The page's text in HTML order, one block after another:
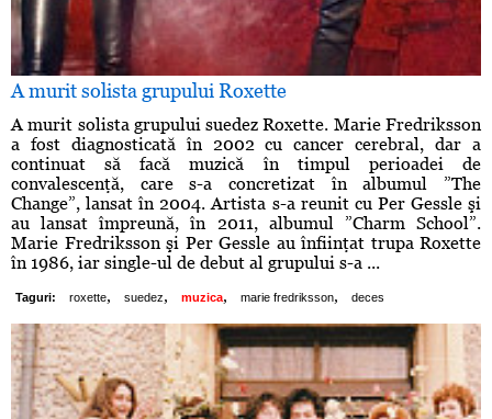
A murit solista grupului Roxette
A murit solista grupului suedez Roxette. Marie Fredriksson
a fost diagnosticată în 2002 cu cancer cerebral, dar a
continuat să facă muzică în timpul perioadei de
convalescenţă, care s-a concretizat în albumul ”The
Change”, lansat în 2004. Artista s-a reunit cu Per Gessle şi
au lansat împreună, în 2011, albumul ”Charm School”.
Marie Fredriksson şi Per Gessle au înfiinţat trupa Roxette
în 1986, iar single-ul de debut al grupului s-a ...
Taguri: roxette, suedez, muzica, marie fredriksson, deces